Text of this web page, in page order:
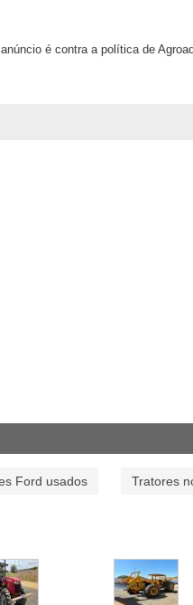
é contra a política de
Ford usados Tratores